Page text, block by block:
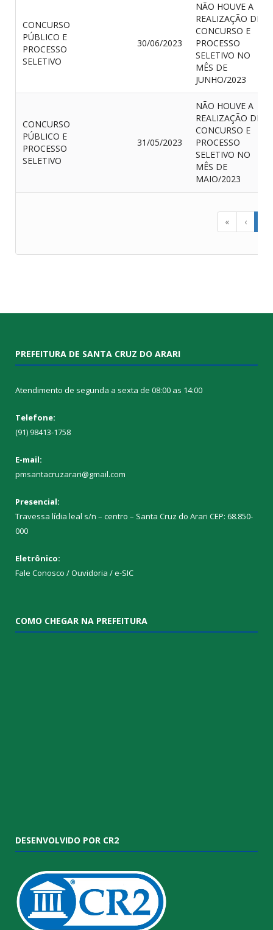
CONCURSO
PÚBLICO E
PROCESSO
SELETIVO
30/06/2023
NÃO HOUVE A
REALIZAÇÃO DE
CONCURSO E
PROCESSO
SELETIVO NO
MÊS DE
JUNHO/2023
CONCURSO
PÚBLICO E
PROCESSO
SELETIVO
31/05/2023
NÃO HOUVE A
REALIZAÇÃO DE
CONCURSO E
PROCESSO
SELETIVO NO
MÊS DE
MAIO/2023
« ‹
PREFEITURA DE SANTA CRUZ DO ARARI
Atendimento de segunda a sexta de 08:00 as 14:00
Telefone:
(91) 98413-1758
E-mail:
pmsantacruzarari@gmail.com
Presencial:
Travessa lídia leal s/n – centro – Santa Cruz do Arari CEP: 68.850-
000
Eletrônico:
Fale Conosco / Ouvidoria / e-SIC
COMO CHEGAR NA PREFEITURA
DESENVOLVIDO POR CR2